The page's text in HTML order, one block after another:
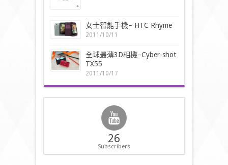
女士智能手機– HTC Rhyme
2011/10/11
全球最薄3D相機–Cyber-shot
TX55
2011/10/17
26
Subscribers